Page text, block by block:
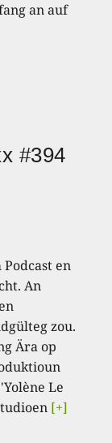
an auf
#394
en
An
zou.
Ära op
Le
[+]